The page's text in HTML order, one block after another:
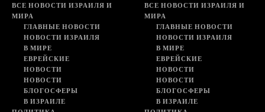
ВСЕ НОВОСТИ ИЗРАИЛЯ И
МИРА
ГЛАВНЫЕ НОВОСТИ
НОВОСТИ ИЗРАИЛЯ
В МИРЕ
ЕВРЕЙСКИЕ
НОВОСТИ
НОВОСТИ
БЛОГОСФЕРЫ
В ИЗРАИЛЕ
ВСЕ НОВОСТИ ИЗРАИЛЯ И
МИРА
ГЛАВНЫЕ НОВОСТИ
НОВОСТИ ИЗРАИЛЯ
В МИРЕ
ЕВРЕЙСКИЕ
НОВОСТИ
НОВОСТИ
БЛОГОСФЕРЫ
В ИЗРАИЛЕ